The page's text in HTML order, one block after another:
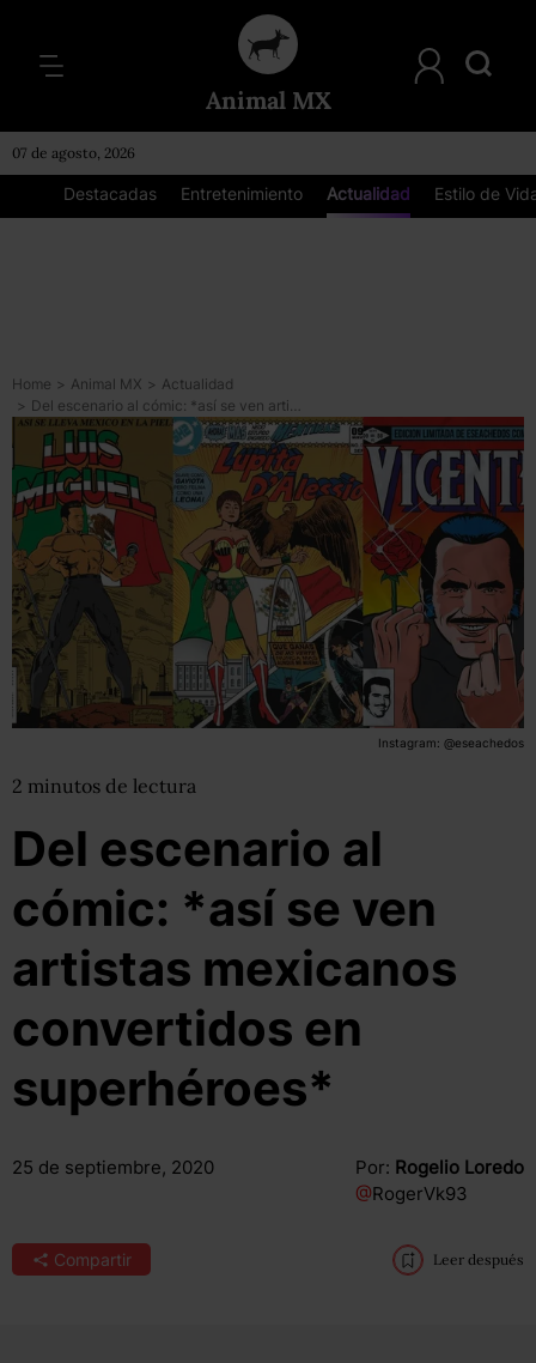
Animal MX
07 de agosto, 2026
Destacadas Entretenimiento Actualidad Estilo de
Home > Animal MX > Actualidad
>
Del escenario al cómic: *así se ven artistas mexicanos convertidos en superhéroes*
Instagram: @eseachedos
2 minutos de lectura
Del escenario al
cómic: *así se ven
artistas mexicanos
convertidos en
superhéroes*
25 de septiembre, 2020 Por: Rogelio Loredo
@RogerVk93
Compartir Leer después